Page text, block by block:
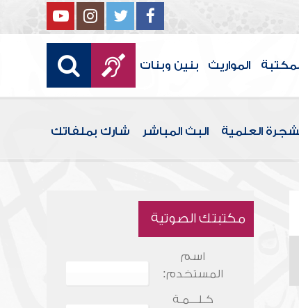
المواريث بنين وبنات
العلمية البث المباشر شارك بملفاتك
مكتبتك الصوتية
اسم
المستخدم:
كـلـــمـة